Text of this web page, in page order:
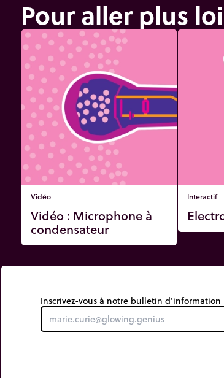
Pour aller plus
Vidéo
Vidéo : Microphone à
condensateur
Interactif
Inscrivez-vous à notre bulletin d’information